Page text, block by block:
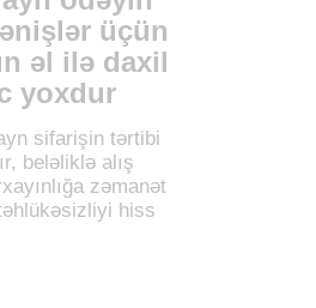
üçün
əl ilə daxil
yoxdur
sifarişin tərtibi
beləliklə alış
zəmanət
hiss